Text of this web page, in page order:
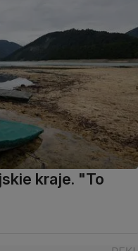
kraje. "To